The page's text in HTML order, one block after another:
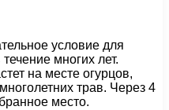
условие для
многих лет.
на месте огурцов,
трав. Через 4
место.